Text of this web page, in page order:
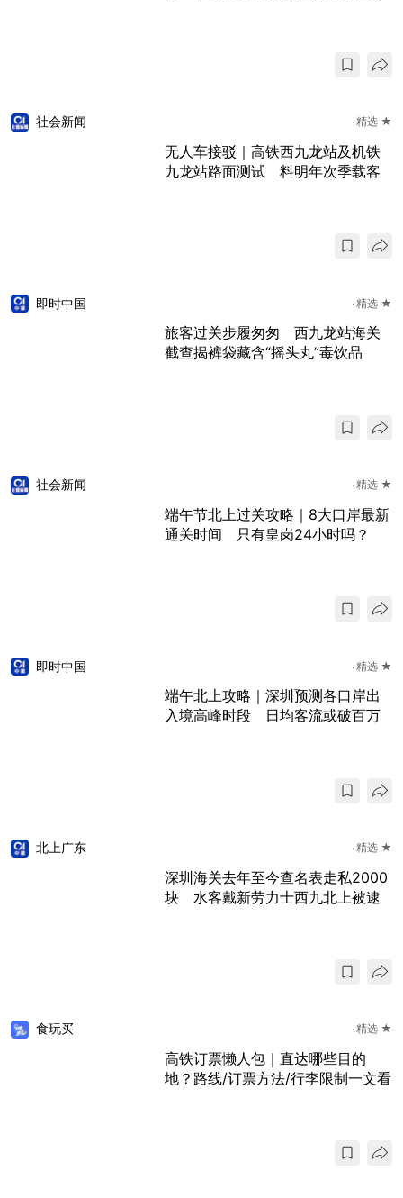
社会新闻 精选 ★
无人车接驳｜高铁西九龙站及机铁
九龙站路面测试 料明年次季载客
即时中国 精选 ★
旅客过关步履匆匆 西九龙站海关
截查揭裤袋藏含“摇头丸”毒饮品
社会新闻 精选 ★
端午节北上过关攻略｜8大口岸最新
通关时间 只有皇岗24小时吗？
即时中国 精选 ★
端午北上攻略｜深圳预测各口岸出
入境高峰时段 日均客流或破百万
北上广东 精选 ★
深圳海关去年至今查名表走私2000
块 水客戴新劳力士西九北上被逮
食玩买 精选 ★
高铁订票懒人包｜直达哪些目的
地？路线/订票方法/行李限制一文看